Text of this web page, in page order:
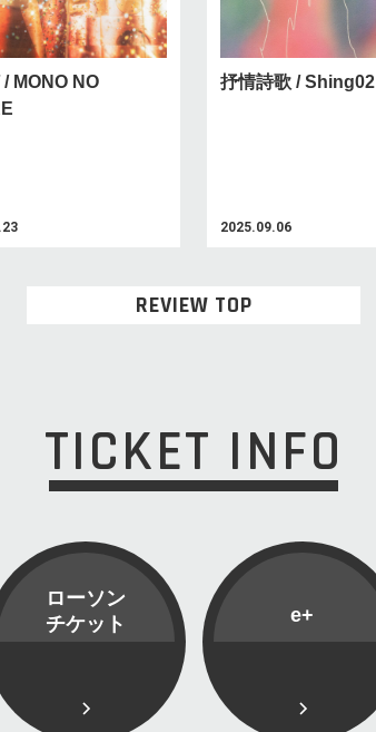
/ MONO NO
抒情詩歌 / Shing02
2025.09.06
REVIEW TOP
TICKET INFO
ローソン
チケット
e+